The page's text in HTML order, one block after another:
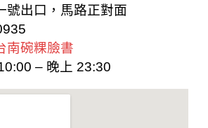
號出口，馬路正對面
南碗粿臉書
– 晚上 23:30